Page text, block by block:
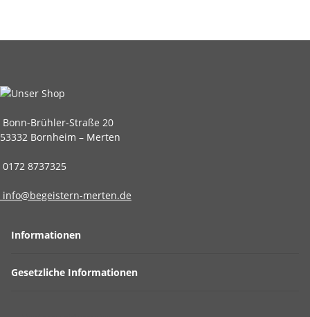
Bonn-Brühler-Straße 20
53332 Bornheim – Merten
0172 8737325
info@begeistern-merten.de
Informationen
Gesetzliche Informationen